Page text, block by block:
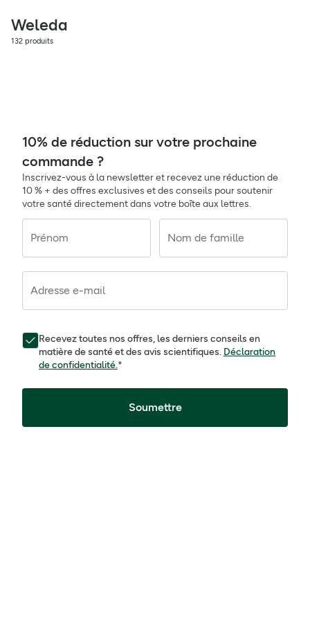
Weleda
132 produits
10% de réduction sur votre prochaine
commande ?
Inscrivez-vous à la newsletter et recevez une réduction de
10 % + des offres exclusives et des conseils pour soutenir
votre santé directement dans votre boîte aux lettres.
Prénom Nom de famille
Adresse e-mail
Recevez toutes nos offres, les derniers conseils en
matière de santé et des avis scientifiques. Déclaration
de confidentialité.*
Soumettre